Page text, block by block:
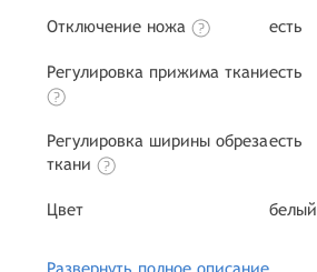
Отключение ножа есть
Регулировка прижима тканиесть
Регулировка ширины обреза
ткани
есть
Цвет белый
Развернуть полное описание